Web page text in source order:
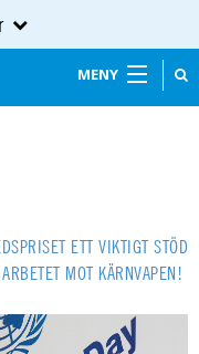
MENY
ETT VIKTIGT STÖD
MOT KÄRNVAPEN!